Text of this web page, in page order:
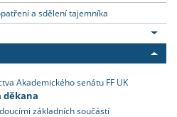
a sdělení tajemníka
Akademického senátu FF UK
děkana
základních součástí